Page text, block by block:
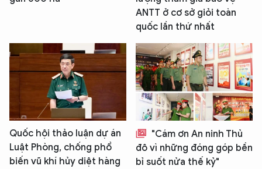
ANTT ở cơ sở giỏi toàn
quốc lần thứ nhất
Quốc hội thảo luận dự án
Luật Phòng, chống phổ
biến vũ khí hủy diệt hàng
"Cám ơn An ninh Thủ
đô vì những đóng góp bền
bỉ suốt nửa thế kỷ"